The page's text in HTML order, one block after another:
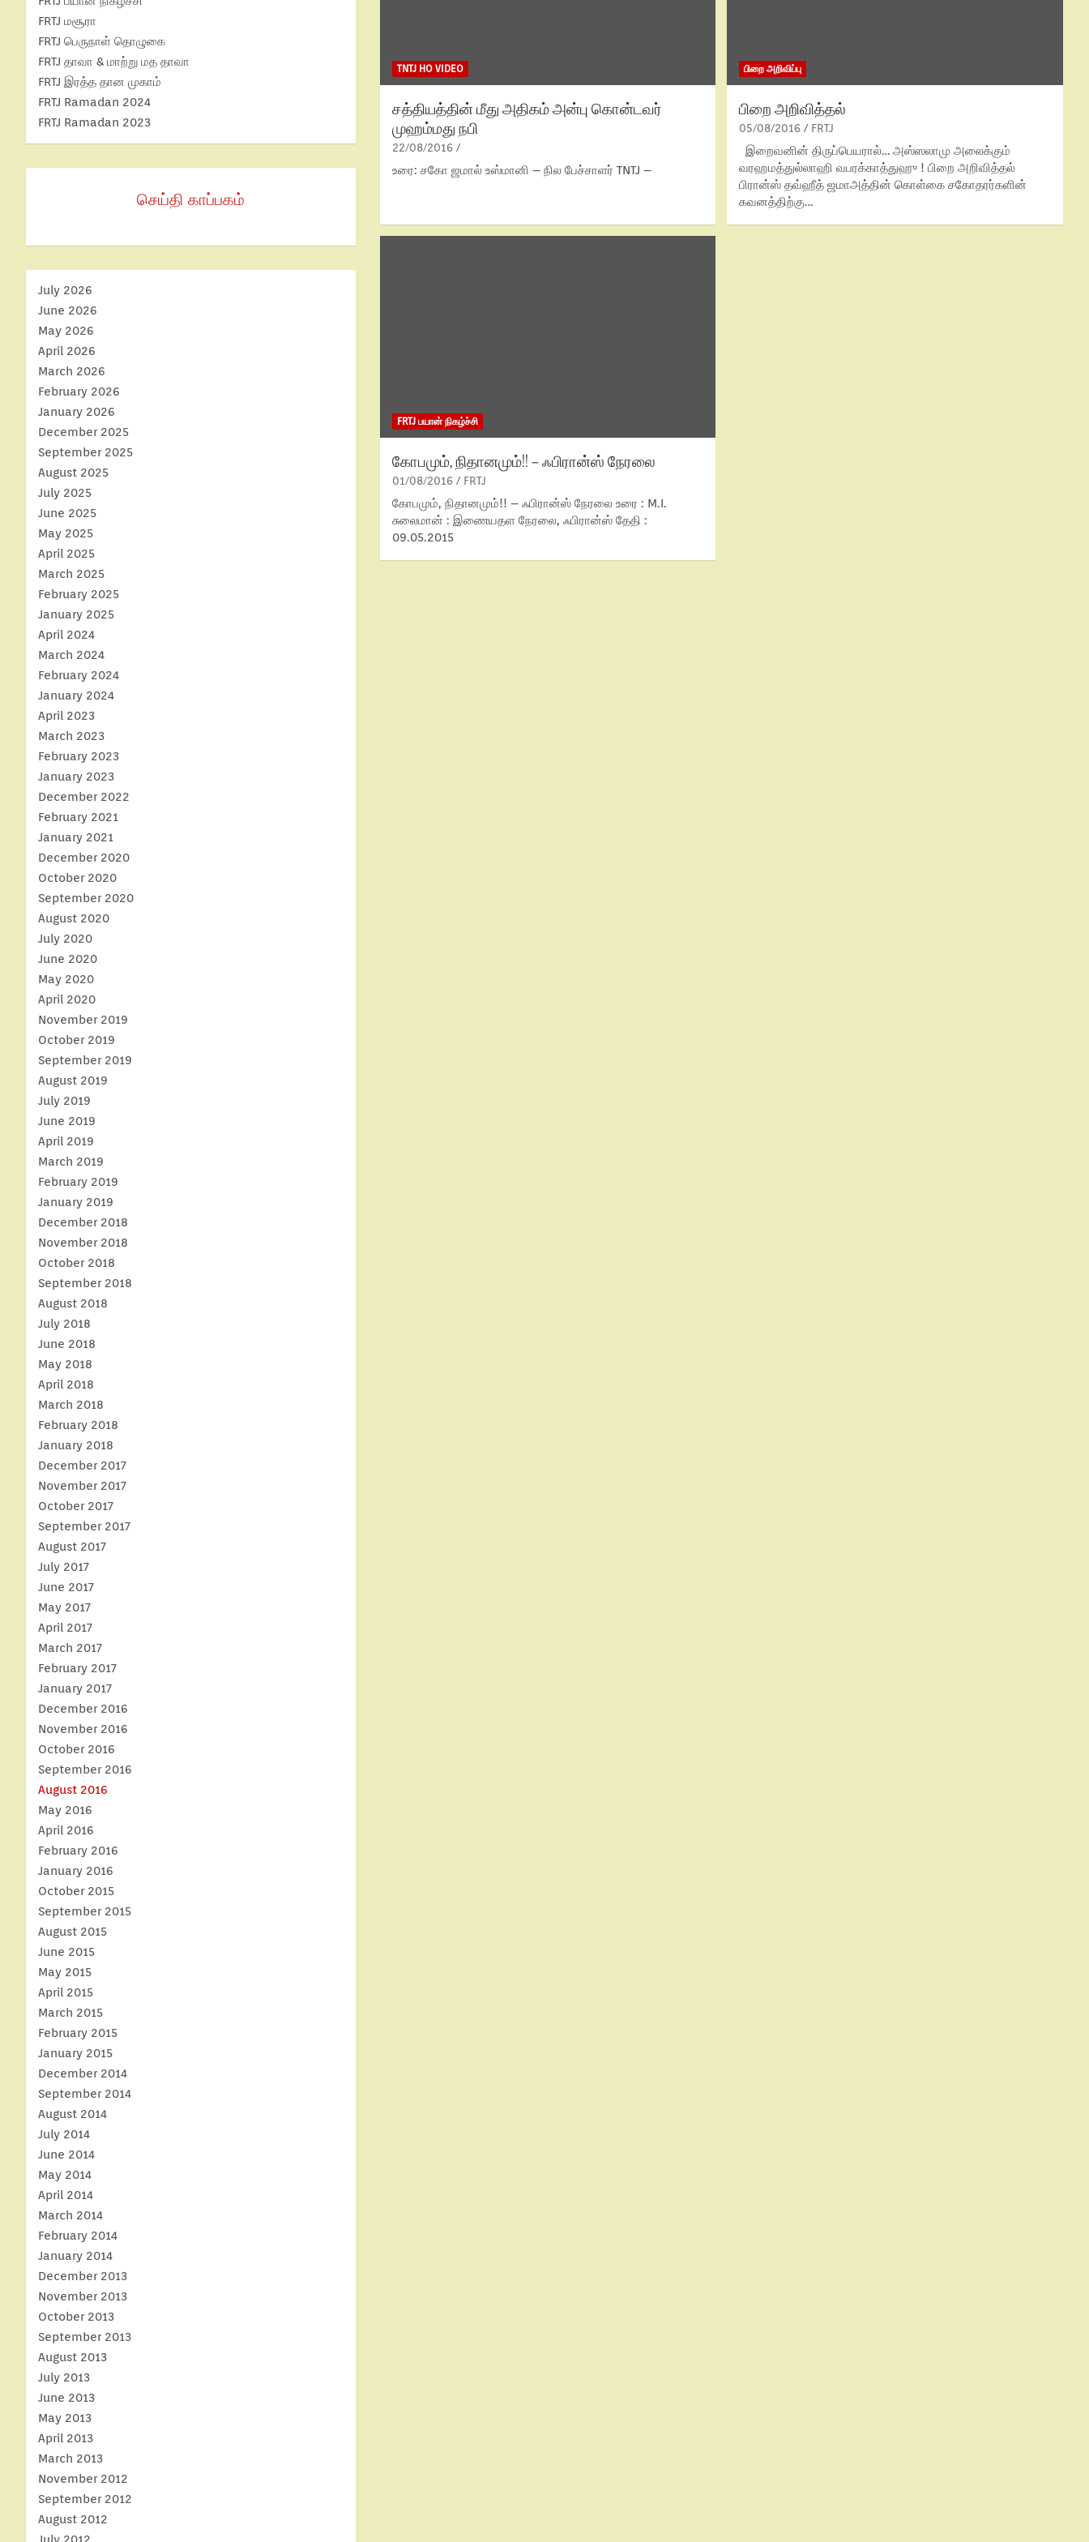
TNTJ HO VIDEO
சத்தியத்தின் மீது அதிகம் அன்பு கொன்டவர்
முஹம்மது நபி
22/08/2016
உரை: சகோ ஜமால் உஸ்மானி – நில பேச்சாளர் TNTJ –
பிறை அறிவிப்பு
பிறை அறிவித்தல்
05/08/2016 FRTJ
இறைவனின் திருப்பெயரால்… அஸ்ஸலாமு அலைக்கும்
வரஹமத்துல்லாஹி வபரக்காத்துஹு ! பிறை அறிவித்தல்
பிரான்ஸ் தவ்ஹீத் ஜமாஅத்தின் கொள்கை சகோதரர்களின்
கவனத்திற்கு…
FRTJ பயான் நிகழ்ச்சி
கோபமும், நிதானமும்!! – ஃபிரான்ஸ் நேரலை
01/08/2016 FRTJ
கோபமும், நிதானமும்!! – ஃபிரான்ஸ் நேரலை உரை : M.I.
சுலைமான் : இணையதள நேரலை, ஃபிரான்ஸ் தேதி :
09.05.2015
FRTJ மசூரா
FRTJ பெருநாள் தொழுகை
FRTJ தாவா & மாற்று மத தாவா
FRTJ இரத்த தான முகாம்
FRTJ Ramadan 2024
FRTJ Ramadan 2023
செய்தி காப்பகம்
July 2026
June 2026
May 2026
April 2026
March 2026
February 2026
January 2026
December 2025
September 2025
August 2025
July 2025
June 2025
May 2025
April 2025
March 2025
February 2025
January 2025
April 2024
March 2024
February 2024
January 2024
April 2023
March 2023
February 2023
January 2023
December 2022
February 2021
January 2021
December 2020
October 2020
September 2020
August 2020
July 2020
June 2020
May 2020
April 2020
November 2019
October 2019
September 2019
August 2019
July 2019
June 2019
April 2019
March 2019
February 2019
January 2019
December 2018
November 2018
October 2018
September 2018
August 2018
July 2018
June 2018
May 2018
April 2018
March 2018
February 2018
January 2018
December 2017
November 2017
October 2017
September 2017
August 2017
July 2017
June 2017
May 2017
April 2017
March 2017
February 2017
January 2017
December 2016
November 2016
October 2016
September 2016
August 2016
May 2016
April 2016
February 2016
January 2016
October 2015
September 2015
August 2015
June 2015
May 2015
April 2015
March 2015
February 2015
January 2015
December 2014
September 2014
August 2014
July 2014
June 2014
May 2014
April 2014
March 2014
February 2014
January 2014
December 2013
November 2013
October 2013
September 2013
August 2013
July 2013
June 2013
May 2013
April 2013
March 2013
November 2012
September 2012
August 2012